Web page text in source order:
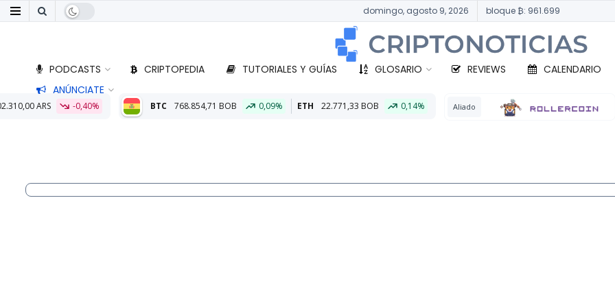
domingo, agosto 9, 2026 bloque ₿: 961.699
PODCASTS CRIPTOPEDIA TUTORIALES Y GUÍAS GLOSARIO REVIEWS CALENDARIO
ANÚNCIATE
BTC 768.854,71 BOB 0,09% ETH 22.771,33 BOB 0,14% Aliado BTC